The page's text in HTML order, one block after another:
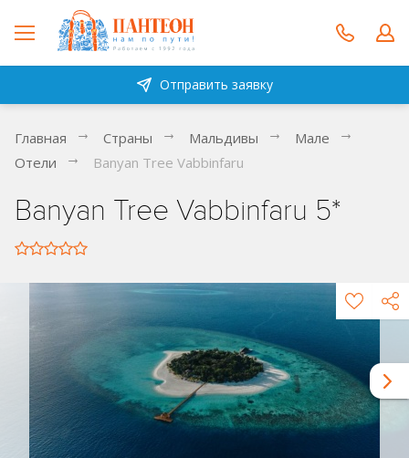
Отправить заявку
Главная Страны Мальдивы
Мале
Отели
Banyan Tree Vabbinfaru
Banyan Tree Vabbinfaru 5*